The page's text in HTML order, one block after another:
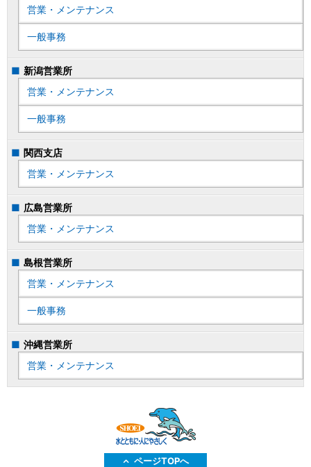
営業・メンテナンス
一般事務
新潟営業所
営業・メンテナンス
一般事務
関西支店
営業・メンテナンス
広島営業所
営業・メンテナンス
島根営業所
営業・メンテナンス
一般事務
沖縄営業所
営業・メンテナンス
ページTOPへ